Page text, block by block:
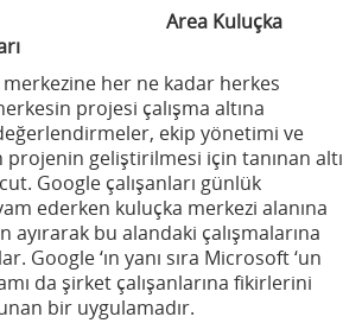
Kuluçka
her ne kadar herkes
projesi çalışma altına
ekip yönetimi ve
projenin geliştirilmesi için tanınan altı
Google çalışanları günlük
ederken kuluçka merkezi alanına
ayırarak bu alandaki çalışmalarına
Google ‘ın yanı sıra Microsoft ‘un
da şirket çalışanlarına fikirlerini
bir uygulamadır.